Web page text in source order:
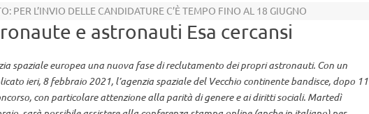
PER L’INVIO DELLE CANDIDATURE C’È TEMPO FINO AL 18 GIUGNO
e astronauti Esa cercansi
spaziale europea una nuova fase di reclutamento dei propri astronauti. Con un
ieri, 8 febbraio 2021, l’agenzia spaziale del Vecchio continente bandisce, dopo 11
con particolare attenzione alla parità di genere e ai diritti sociali. Martedì